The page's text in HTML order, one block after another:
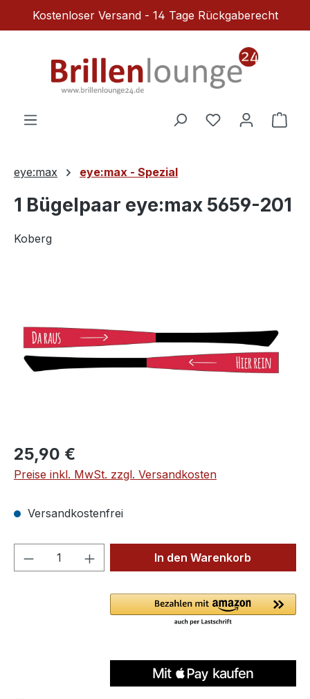
Zum Hauptinhalt springen
Kostenloser Versand - 14 Tage Rückgaberecht
Du hast 0
eye:max eye:max - Spezial
1 Bügelpaar eye:max 5659-201
Koberg
Regulärer Preis:
25,90 €
Preise inkl. MwSt. zzgl. Versandkosten
Versandkostenfrei
Produkt Anzahl: Gib denIn den Warenkorb